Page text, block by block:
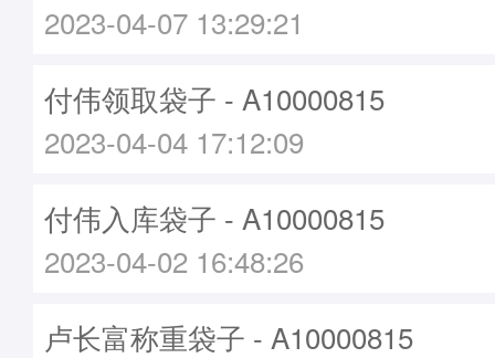
2023-04-07 13:29:21
付伟领取袋子 - A10000815
2023-04-04 17:12:09
付伟入库袋子 - A10000815
2023-04-02 16:48:26
卢长富称重袋子 - A10000815